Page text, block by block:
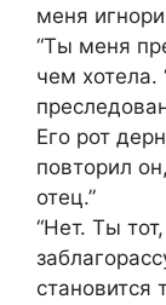
меня
“Ты меня
чем хотела.
Его рот
повторил
отец.”
“Нет. Ты
становится